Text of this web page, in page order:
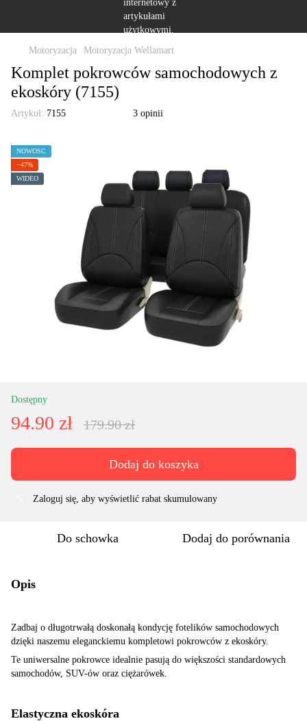
Motoryzacja Motoryzacja Wellamart
Komplet pokrowców samochodowych z
ekoskóry (7155)
Artykuł: 7155 3 opinii
NOWOŚĆ
−47%
WIDEO
Dostępny
94.90 zł 179.90 zł
Dodaj do koszyka
Zaloguj się , aby wyświetlić rabat skumulowany
Do schowka Dodaj do porównania
Opis
Zadbaj o długotrwałą doskonałą kondycję fotelików samochodowych
dzięki naszemu eleganckiemu kompletowi pokrowców z ekoskóry.
Te uniwersalne pokrowce idealnie pasują do większości standardowych
samochodów, SUV-ów oraz ciężarówek.
Elastyczna ekoskóra